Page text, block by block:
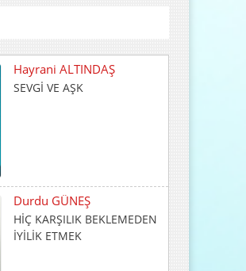
Durdu GÜNEŞ
HİÇ KARŞILIK BEKLEMEDEN
Abdulkadir GÜLLÜ
Gençlik Varsa Yarın Var